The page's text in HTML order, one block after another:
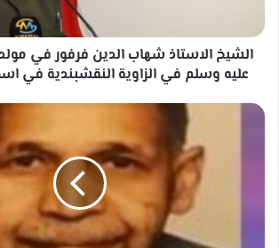
صلى
الله
عليه
في
الشيخ الاستاذ شهاب الدين فرفور في
عليه وسلم في الزاوية النقشبندية في
(إنما